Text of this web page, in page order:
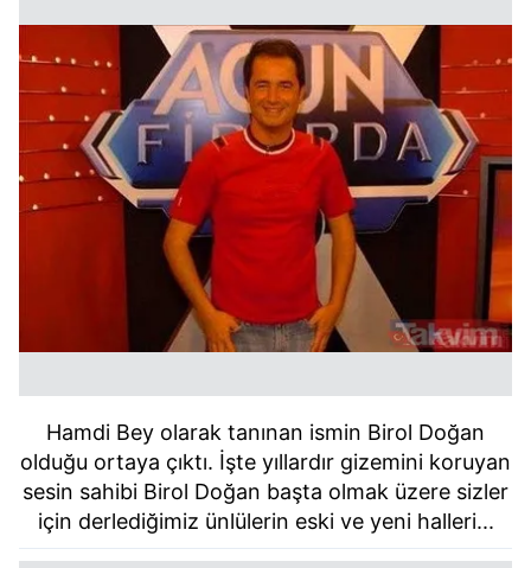
Hamdi Bey olarak tanınan ismin Birol Doğan
olduğu ortaya çıktı. İşte yıllardır gizemini koruyan
sesin sahibi Birol Doğan başta olmak üzere sizler
için derlediğimiz ünlülerin eski ve yeni halleri...